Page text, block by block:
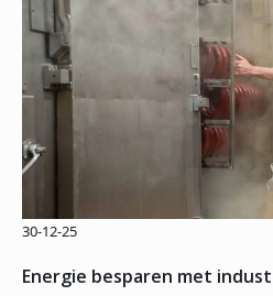
Energie besparen met
30-12-25